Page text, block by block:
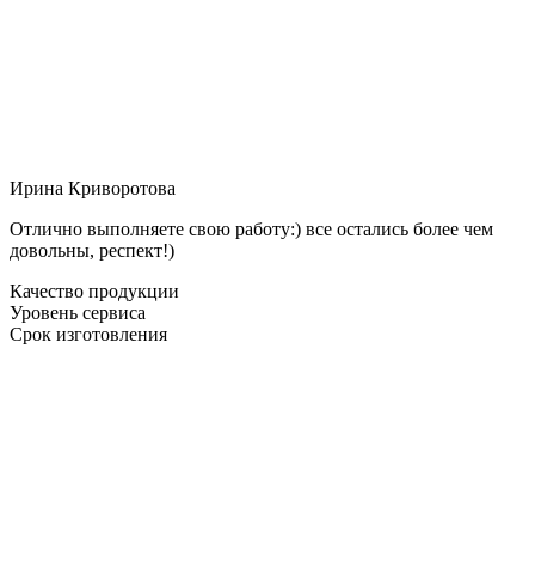
Ирина Криворотова
Отлично выполняете свою работу:) все остались более чем
довольны, респект!)
Качество продукции
Уровень сервиса
Срок изготовления